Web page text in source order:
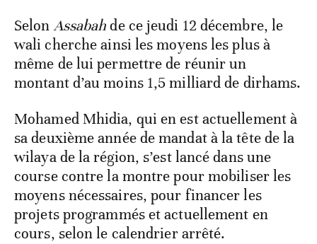
SelonAssabahde ce jeudi 12 décembre, le
wali cherche ainsi les moyens les plus à
même de lui permettre de réunir un
montant d’au moins 1,5 milliard de dirhams.
Mohamed Mhidia, qui en est actuellement à
sa deuxième année de mandat à la tête de la
wilaya de la région, s’est lancé dans une
course contre la montre pour mobiliser les
moyens nécessaires, pour financer les
projets programmés et actuellement en
cours, selon le calendrier arrêté.